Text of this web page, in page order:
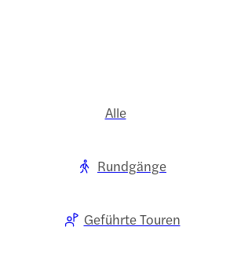
Alle
Rundgänge
Geführte Touren